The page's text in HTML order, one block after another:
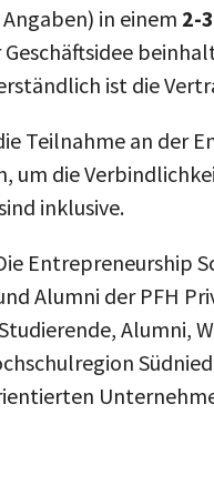
in einem 2-
Geschäftsidee
ist die
Teilnahme an der
um die
inklusive.
Entrepreneurship
Alumni der PFH
Alumni,